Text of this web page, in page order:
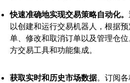
快速准确地实现交易策略自动化。
以创建和运行交易机器人，根据
单、修改和取消订单以及管理仓
方交易工具和功能集成。
获取实时和历史市场数据。订阅